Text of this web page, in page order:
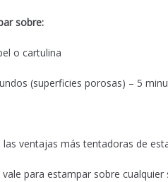
sobre:
o cartulina
(superficies porosas) – 5
las ventajas más tentadoras de
vale para estampar sobre cualquier